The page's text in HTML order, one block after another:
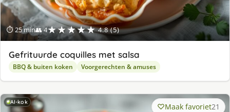
⏱ 25 min👥 4★★★★★ 4.8 (5)
Gefrituurde coquilles met salsa
BBQ & buiten koken Voorgerechten & amuses
AI-kok Maak favoriet21